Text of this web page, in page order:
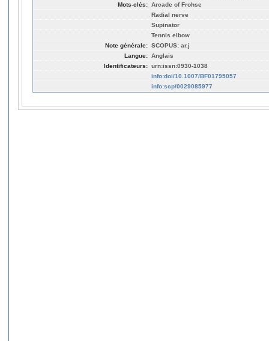
Mots-clés: Arcade of Frohse
Radial nerve
Supinator
Tennis elbow
Note générale: SCOPUS: ar.j
Langue: Anglais
Identificateurs: urn:issn:0930-1038
info:doi/10.1007/BF01795057
info:scp/0029085977